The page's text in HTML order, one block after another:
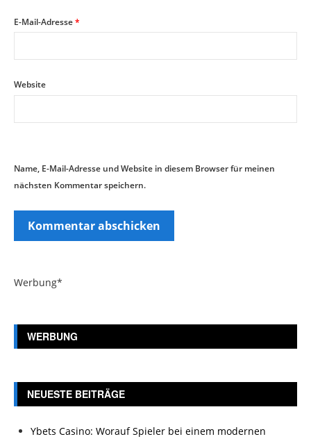
E-Mail-Adresse*
Website
Name, E-Mail-Adresse und Website in diesem Browser für meinen
nächsten Kommentar speichern.
Werbung*
WERBUNG
NEUESTE BEITRÄGE
Ybets Casino: Worauf Spieler bei einem modernen